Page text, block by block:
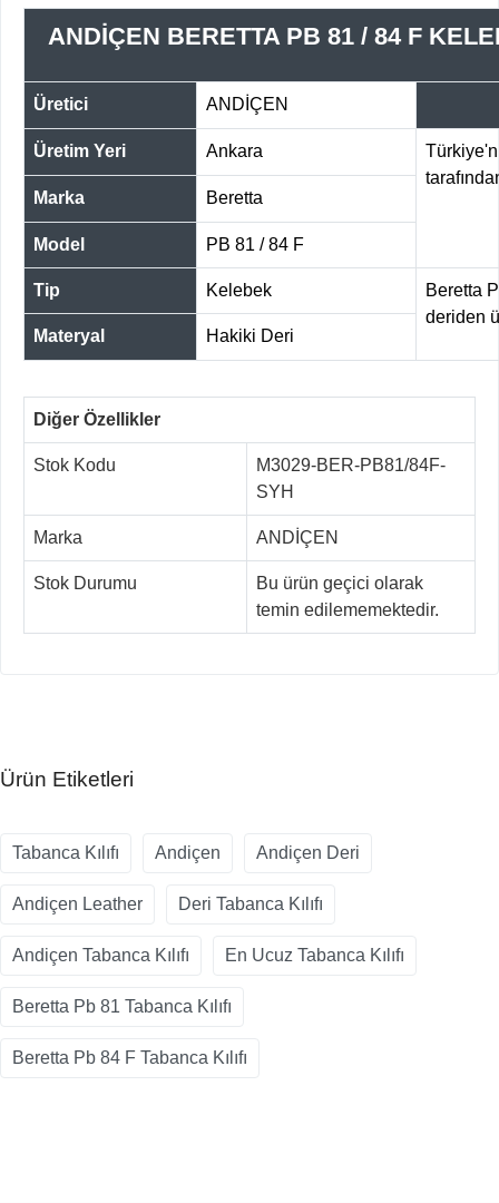
ANDİÇEN BERETTA PB 81 / 84 F
Üretici ANDİÇEN
Üretim Yeri Ankara
Marka
Beretta
Model PB 81 / 84 F
Tip Kelebek
Beretta
deriden
Materyal
Hakiki Deri
Diğer Özellikler
Stok Kodu
M3029-BER-PB81/84F-
SYH
Marka ANDİÇEN
Stok Durumu
Bu ürün geçici olarak
temin edilememektedir.
Ürün Etiketleri
Tabanca Kılıfı Andiçen Andiçen Deri
Andiçen Leather Deri Tabanca Kılıfı
Andiçen Tabanca Kılıfı En Ucuz Tabanca Kılıfı
Beretta Pb 81 Tabanca Kılıfı
Beretta Pb 84 F Tabanca Kılıfı